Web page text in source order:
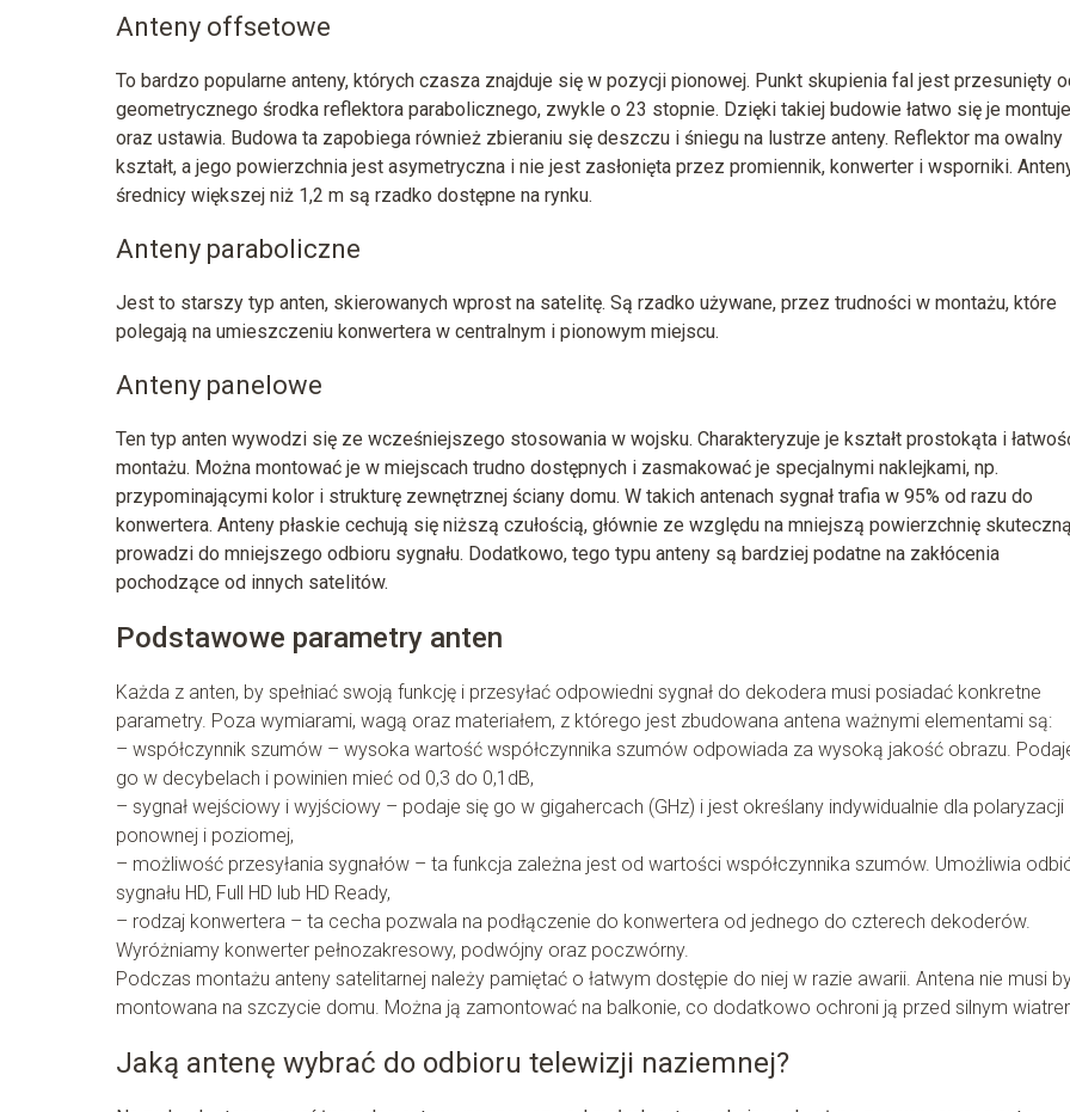
Anteny offsetowe
To bardzo popularne anteny, których czasza znajduje się w pozycji pionowej. Punkt skupienia fal jest przesunięty
geometrycznego środka reflektora parabolicznego, zwykle o 23 stopnie. Dzięki takiej budowie łatwo się je montuje
oraz ustawia. Budowa ta zapobiega również zbieraniu się deszczu i śniegu na lustrze anteny. Reflektor ma owalny
kształt, a jego powierzchnia jest asymetryczna i nie jest zasłonięta przez promiennik, konwerter i wsporniki.
średnicy większej niż 1,2 m są rzadko dostępne na rynku.
Anteny paraboliczne
Jest to starszy typ anten, skierowanych wprost na satelitę. Są rzadko używane, przez trudności w montażu, które
polegają na umieszczeniu konwertera w centralnym i pionowym miejscu.
Anteny panelowe
Ten typ anten wywodzi się ze wcześniejszego stosowania w wojsku. Charakteryzuje je kształt prostokąta i
montażu. Można montować je w miejscach trudno dostępnych i zasmakować je specjalnymi naklejkami, np.
przypominającymi kolor i strukturę zewnętrznej ściany domu. W takich antenach sygnał trafia w 95% od razu do
konwertera. Anteny płaskie cechują się niższą czułością, głównie ze względu na mniejszą powierzchnię
prowadzi do mniejszego odbioru sygnału. Dodatkowo, tego typu anteny są bardziej podatne na zakłócenia
pochodzące od innych satelitów.
Podstawowe parametry anten
Każda z anten, by spełniać swoją funkcję i przesyłać odpowiedni sygnał do dekodera musi posiadać konkretne
parametry. Poza wymiarami, wagą oraz materiałem, z którego jest zbudowana antena ważnymi elementami są:
– współczynnik szumów – wysoka wartość współczynnika szumów odpowiada za wysoką jakość obrazu.
go w decybelach i powinien mieć od 0,3 do 0,1dB,
– sygnał wejściowy i wyjściowy – podaje się go w gigahercach (GHz) i jest określany indywidualnie dla polaryzacji
ponownej i poziomej,
– możliwość przesyłania sygnałów – ta funkcja zależna jest od wartości współczynnika szumów. Umożliwia
sygnału HD, Full HD lub HD Ready,
– rodzaj konwertera – ta cecha pozwala na podłączenie do konwertera od jednego do czterech dekoderów.
Wyróżniamy konwerter pełnozakresowy, podwójny oraz poczwórny.
Podczas montażu anteny satelitarnej należy pamiętać o łatwym dostępie do niej w razie awarii. Antena nie musi
montowana na szczycie domu. Można ją zamontować na balkonie, co dodatkowo ochroni ją przed silnym
Jaką antenę wybrać do odbioru telewizji naziemnej?